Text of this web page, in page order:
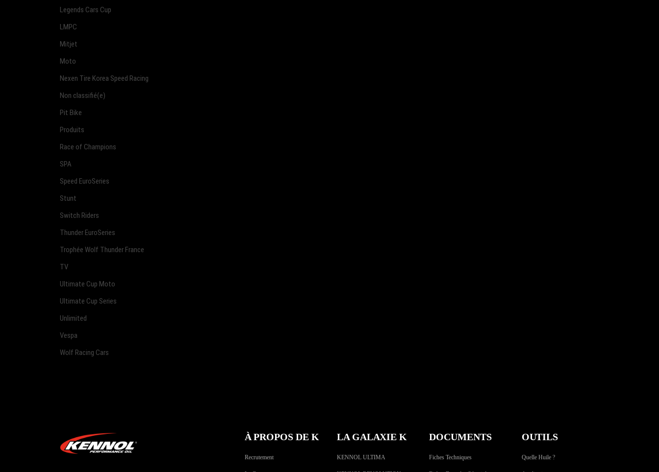
Legends Cars Cup
LMPC
Mitjet
Moto
Nexen Tire Korea Speed Racing
Non classifié(e)
Pit Bike
Produits
Race of Champions
SPA
Speed EuroSeries
Stunt
Switch Riders
Thunder EuroSeries
Trophée Wolf Thunder France
TV
Ultimate Cup Moto
Ultimate Cup Series
Unlimited
Vespa
Wolf Racing Cars
À PROPOS DE K
Recrutement
LA GALAXIE K
KENNOL ULTIMA
DOCUMENTS
Fiches Techniques
OUTILS
Quelle Huile ?